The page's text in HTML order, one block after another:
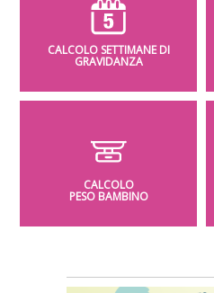
CALCOLO SETTIMANE DI
GRAVIDANZA
CALCOLO
PESO BAMBINO